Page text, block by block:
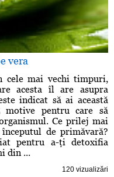
vera
cele mai vechi timpuri,
acesta îl are asupra
indicat să ai această
pentru care să
Ce prilej mai
de primăvară?
pentru a-ţi detoxifia
din ...
120 vizualizări